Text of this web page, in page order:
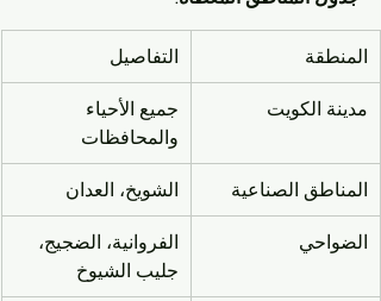
المنطقة
التفاصيل
مدينة الكويت
جميع الأحياء
والمحافظات
المناطق الصناعية
الشويخ، العدان
الضواحي
الفروانية، الضجيج،
جليب الشيوخ